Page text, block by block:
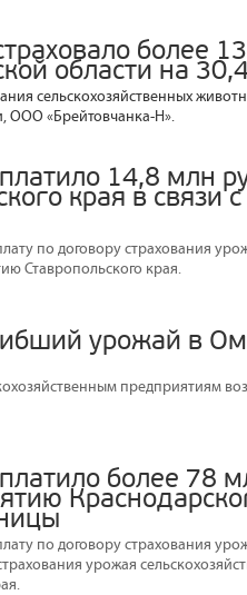
более
области на
сельскохозяйственных
ООО «Брейтовчанка-Н».
14,8 млн
края в связи
по договору страхования
Ставропольского края.
урожай в
предприятиям
более 78
по договору страхования
урожая